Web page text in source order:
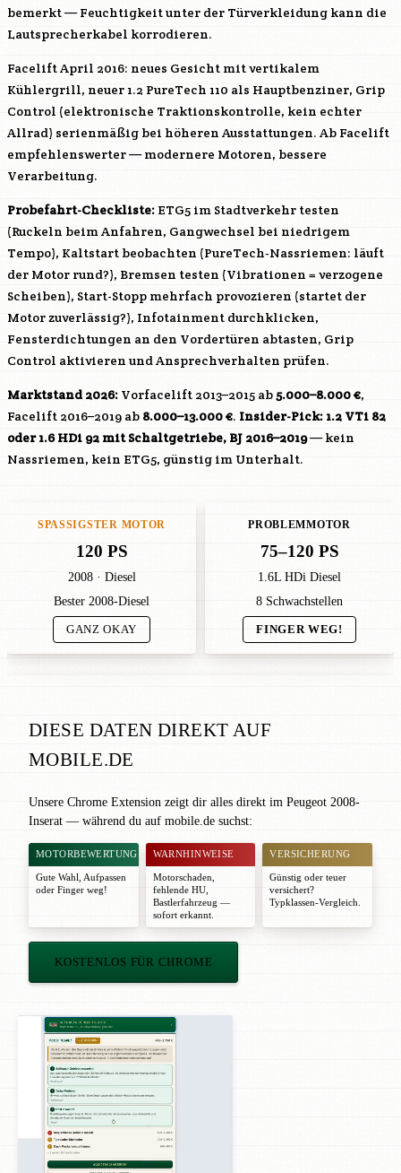
bemerkt — Feuchtigkeit unter der Türverkleidung kann die
Lautsprecherkabel korrodieren.
Facelift April 2016: neues Gesicht mit vertikalem
Kühlergrill, neuer 1.2 PureTech 110 als Hauptbenziner, Grip
Control (elektronische Traktionskontrolle, kein echter
Allrad) serienmäßig bei höheren Ausstattungen. Ab Facelift
empfehlenswerter — modernere Motoren, bessere
Verarbeitung.
Probefahrt-Checkliste: ETG5 im Stadtverkehr testen
(Ruckeln beim Anfahren, Gangwechsel bei niedrigem
Tempo), Kaltstart beobachten (PureTech-Nassriemen: läuft
der Motor rund?), Bremsen testen (Vibrationen = verzogene
Scheiben), Start-Stopp mehrfach provozieren (startet der
Motor zuverlässig?), Infotainment durchklicken,
Fensterdichtungen an den Vordertüren abtasten, Grip
Control aktivieren und Ansprechverhalten prüfen.
Marktstand 2026: Vorfacelift 2013–2015 ab5.000–8.000 €,
Facelift 2016–2019 ab 8.000–13.000 €. Insider-Pick: 1.2 VTi 82
oder 1.6 HDi 92 mit Schaltgetriebe, BJ 2016–2019— kein
Nassriemen, kein ETG5, günstig im Unterhalt.
SPASSIGSTER MOTOR
120 PS
2008 · Diesel
Bester 2008-Diesel
GANZ OKAY
PROBLEMMOTOR
75–120 PS
1.6L HDi Diesel
8 Schwachstellen
FINGER WEG!
DIESE DATEN DIREKT AUF
MOBILE.DE
Unsere Chrome Extension zeigt dir alles direkt im Peugeot 2008-
Inserat — während du auf mobile.de suchst:
MOTORBEWERTUNG
Gute Wahl
Aufpassen
oder Finger weg!
WARNHINWEISE
Motorschaden,
fehlende HU,
Bastlerfahrzeug —
sofort erkannt.
VERSICHERUNG
Günstig oder teuer
versichert?
Typklassen-Vergleich.
KOSTENLOS FÜR CHROME